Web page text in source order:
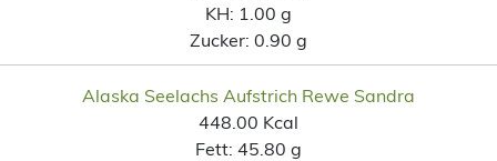
KH: 1.00 g
Zucker: 0.90 g
Alaska Seelachs Aufstrich Rewe Sandra
448.00 Kcal
Fett: 45.80 g